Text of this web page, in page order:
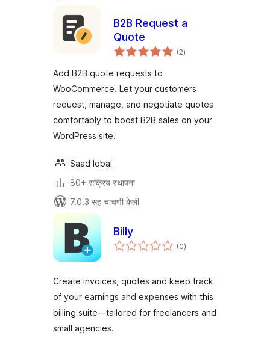
B2B Request a
Quote
(2एकूण
मूल्यांकन
)
Add B2B quote requests to
WooCommerce. Let your customers
request, manage, and negotiate quotes
comfortably to boost B2B sales on your
WordPress site.
Saad Iqbal
80+ सक्रिय स्थापना
7.0.3 सह चाचणी केली
Billy
(0एकूण
मूल्यांकन
)
Create invoices, quotes and keep track
of your earnings and expenses with this
billing suite—tailored for freelancers and
small agencies.